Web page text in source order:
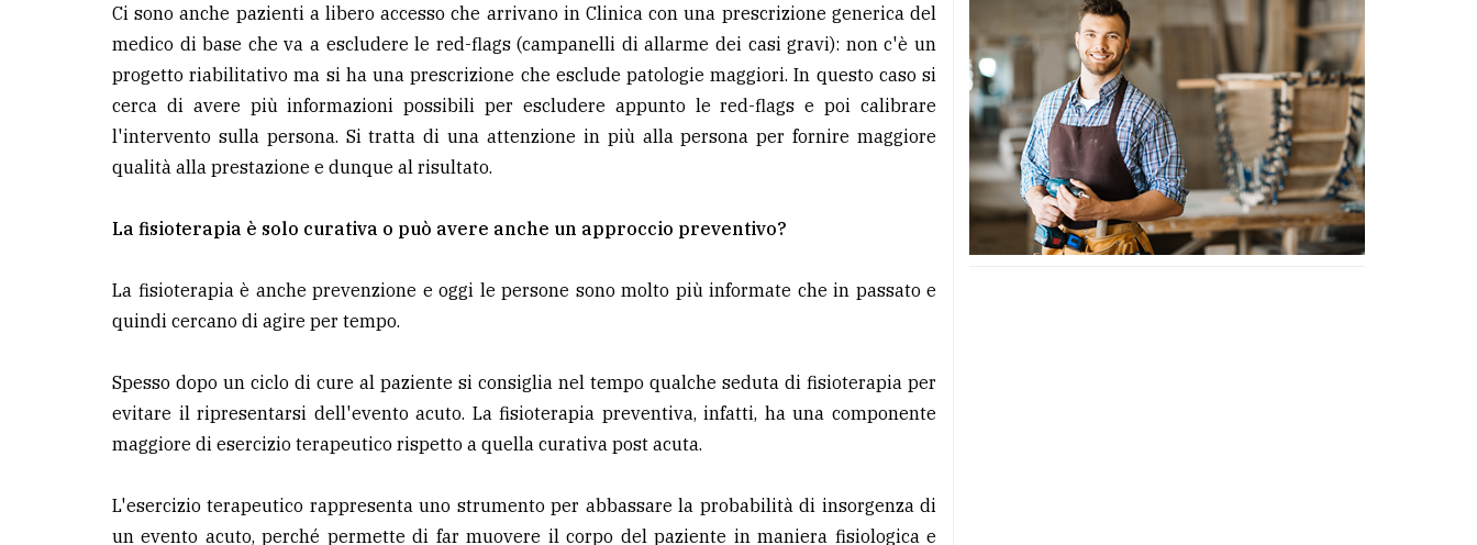
Ci sono anche pazienti a libero accesso che arrivano in Clinica con una prescrizione generica del
medico di base che va a escludere le red-flags (campanelli di allarme dei casi gravi): non c'è un
progetto riabilitativo ma si ha una prescrizione che esclude patologie maggiori. In questo caso si
cerca di avere più informazioni possibili per escludere appunto le red-flags e poi calibrare
l'intervento sulla persona. Si tratta di una attenzione in più alla persona per fornire maggiore
qualità alla prestazione e dunque al risultato.
La fisioterapia è solo curativa o può avere anche un approccio preventivo?
La fisioterapia è anche prevenzione e oggi le persone sono molto più informate che in passato e
quindi cercano di agire per tempo.
Spesso dopo un ciclo di cure al paziente si consiglia nel tempo qualche seduta di fisioterapia per
evitare il ripresentarsi dell'evento acuto. La fisioterapia preventiva, infatti, ha una componente
maggiore di esercizio terapeutico rispetto a quella curativa post acuta.
L'esercizio terapeutico rappresenta uno strumento per abbassare la probabilità di insorgenza di
un evento acuto, perché permette di far muovere il corpo del paziente in maniera fisiologica e